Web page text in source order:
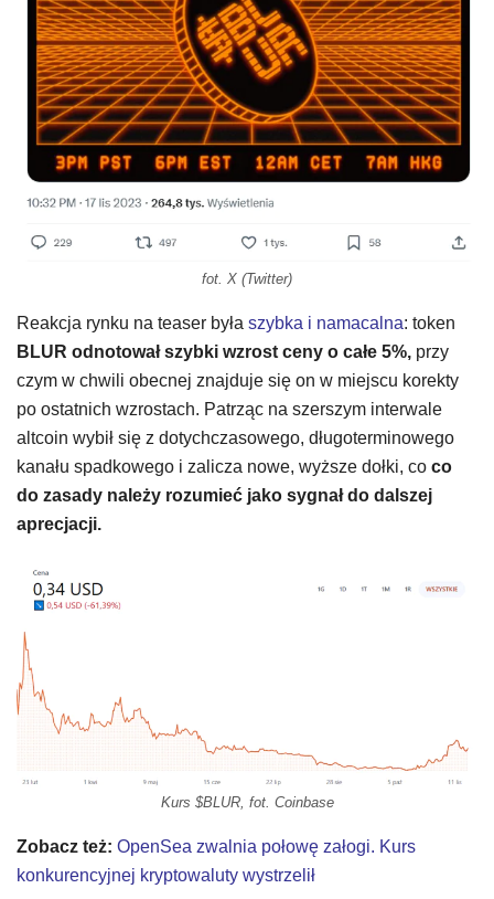
fot. X (Twitter)
Reakcja rynku na teaser była szybka i namacalna: token
BLUR odnotował szybki wzrost ceny o całe 5%, przy
czym w chwili obecnej znajduje się on w miejscu korekty
po ostatnich wzrostach. Patrząc na szerszym interwale
altcoin wybił się z dotychczasowego, długoterminowego
kanału spadkowego i zalicza nowe, wyższe dołki, co co
do zasady należy rozumieć jako sygnał do dalszej
aprecjacji.
Kurs $BLUR, fot. Coinbase
Zobacz też: OpenSea zwalnia połowę załogi. Kurs
konkurencyjnej kryptowaluty wystrzelił